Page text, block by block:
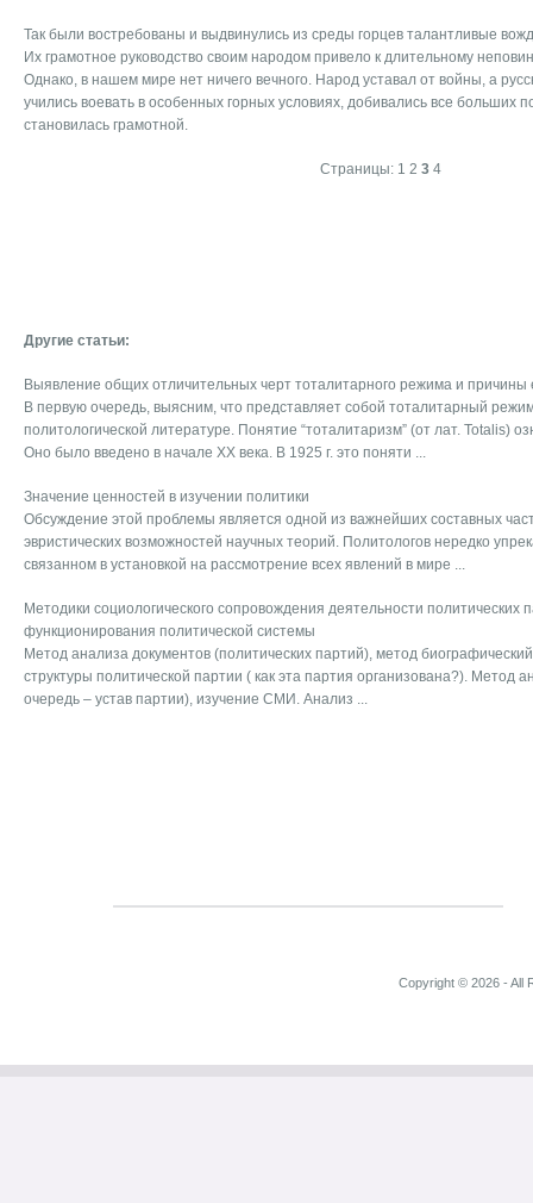
Так были востребованы и выдвинулись из среды горцев талантливые
Их грамотное руководство своим народом привело к длительному
Однако, в нашем мире нет ничего вечного. Народ уставал от войны, а
учились воевать в особенных горных условиях, добивались все больших
становилась грамотной.
Страницы: 1 2 3 4
Другие статьи:
Выявление общих отличительных черт тоталитарного режима и причины
В первую очередь, выясним, что представляет собой тоталитарный
политологической литературе. Понятие “тоталитаризм” (от лат. Totalis)
Оно было введено в начале ХХ века. В 1925 г. это поняти ...
Значение ценностей в изучении политики
Обсуждение этой проблемы является одной из важнейших составных
эвристических возможностей научных теорий. Политологов нередко
связанном в установкой на рассмотрение всех явлений в мире ...
Методики социологического сопровождения деятельности политических
функционирования политической системы
Метод анализа документов (политических партий), метод
структуры политической партии ( как эта партия организована?). Метод
очередь – устав партии), изучение СМИ. Анализ ...
Copyright © 2026 - All